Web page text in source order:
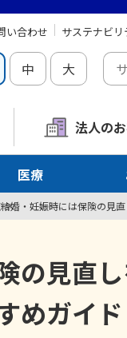
い合わせ サステナビリ
中 大
法人の
医療
結婚・妊娠時には保険の見
の見直
めガイド